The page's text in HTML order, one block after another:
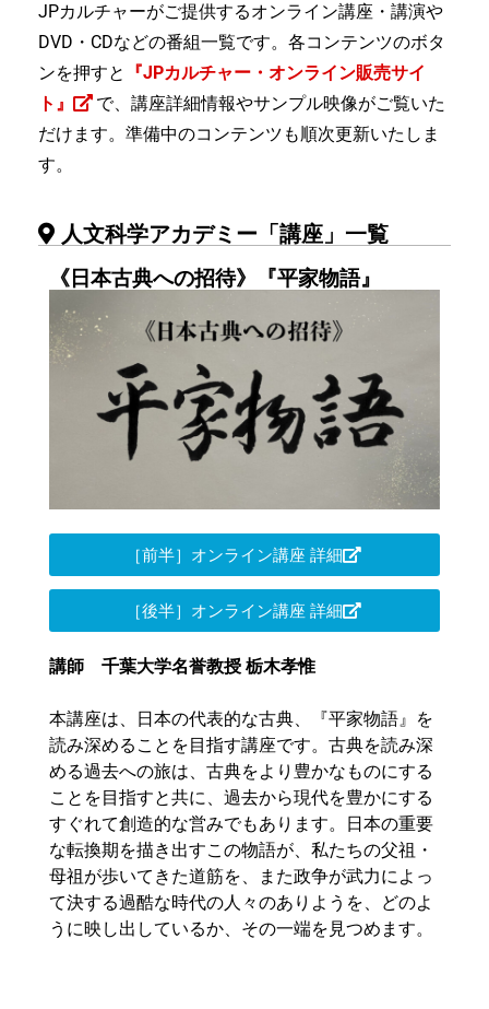
JPカルチャーがご提供するオンライン講座・講演や
DVD・CDなどの番組一覧です。各コンテンツのボタ
ンを押すと
『JPカルチャー・オンライン販売サイ
ト』
で、講座詳細情報やサンプル映像がご覧いた
だけます。準備中のコンテンツも順次更新いたしま
す。
人文科学アカデミー「講座」一覧
《日本古典への招待》『平家物語』
［前半］オンライン講座 詳細
［後半］オンライン講座 詳細
講師 千葉大学名誉教授 栃木孝惟
本講座は、日本の代表的な古典、『平家物語』を
読み深めることを目指す講座です。古典を読み深
める過去への旅は、古典をより豊かなものにする
ことを目指すと共に、過去から現代を豊かにする
すぐれて創造的な営みでもあります。日本の重要
な転換期を描き出すこの物語が、私たちの父祖・
母祖が歩いてきた道筋を、また政争が武力によっ
て決する過酷な時代の人々のありようを、どのよ
うに映し出しているか、その一端を見つめます。